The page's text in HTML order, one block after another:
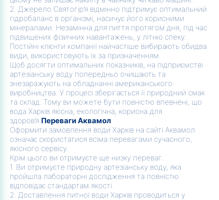
2. Джерело Святогір’я відмінно підтримує оптимальний
гідробаланс в організмі, насичує його корисними
мінералами. Незамінна для пиття протягом дня, під час
підвищених фізичних навантажень, у літню спеку.
Постійні клієнти компанії найчастіше вибирають обидва
види, використовують їх за призначенням.
Щоб досягти оптимальних показників, на підприємстві
артезіанську воду попередньо очищають та
знезаражують на обладнанні американського
виробництва. У процесі зберігається її природний смак
та склад. Тому ви можете бути повністю впевнені, що
вода Харків якісна, екологічна, корисна для
здоров’я.Переваги Аквамол
Оформити замовлення води Харків на сайті Аквамол
означає скористатися всіма перевагами сучасного,
якісного сервісу.
Крім цього ви отримуєте ще низку переваг.
1. Ви отримуєте природну артезіанську воду, яка
пройшла лабораторні дослідження та повністю
відповідає стандартам якості.
2. Доставлення питної води Харків проводиться у